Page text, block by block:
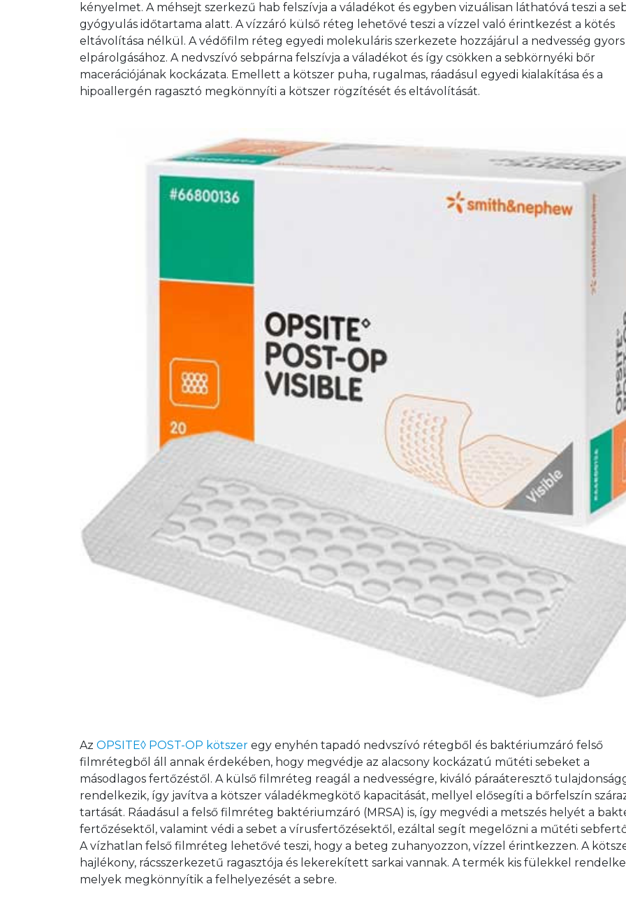
kényelmet. A méhsejt szerkezű hab felszívja a váladékot és egyben vizuálisan láthatóvá teszi a
gyógyulás időtartama alatt. A vízzáró külső réteg lehetővé teszi a vízzel való érintkezést a kötés
eltávolítása nélkül. A védőfilm réteg egyedi molekuláris szerkezete hozzájárul a nedvesség
elpárolgásához. A nedvszívó sebpárna felszívja a váladékot és így csökken a sebkörnyéki bőr
macerációjának kockázata. Emellett a kötszer puha, rugalmas, ráadásul egyedi kialakítása és a
hipoallergén ragasztó megkönnyíti a kötszer rögzítését és eltávolítását.
Az OPSITE◊ POST-OP kötszer egy enyhén tapadó nedvszívó rétegből és baktériumzáró felső
filmrétegből áll annak érdekében, hogy megvédje az alacsony kockázatú műtéti sebeket a
másodlagos fertőzéstől. A külső filmréteg reagál a nedvességre, kiváló páraáteresztő
rendelkezik, így javítva a kötszer váladékmegkötő kapacitását, mellyel elősegíti a bőrfelszín
tartását. Ráadásul a felső filmréteg baktériumzáró (MRSA) is, így megvédi a metszés helyét a
fertőzésektől, valamint védi a sebet a vírusfertőzésektől, ezáltal segít megelőzni a műtéti
A vízhatlan felső filmréteg lehetővé teszi, hogy a beteg zuhanyozzon, vízzel érintkezzen. A
hajlékony, rácsszerkezetű ragasztója és lekerekített sarkai vannak. A termék kis fülekkel
melyek megkönnyítik a felhelyezését a sebre.